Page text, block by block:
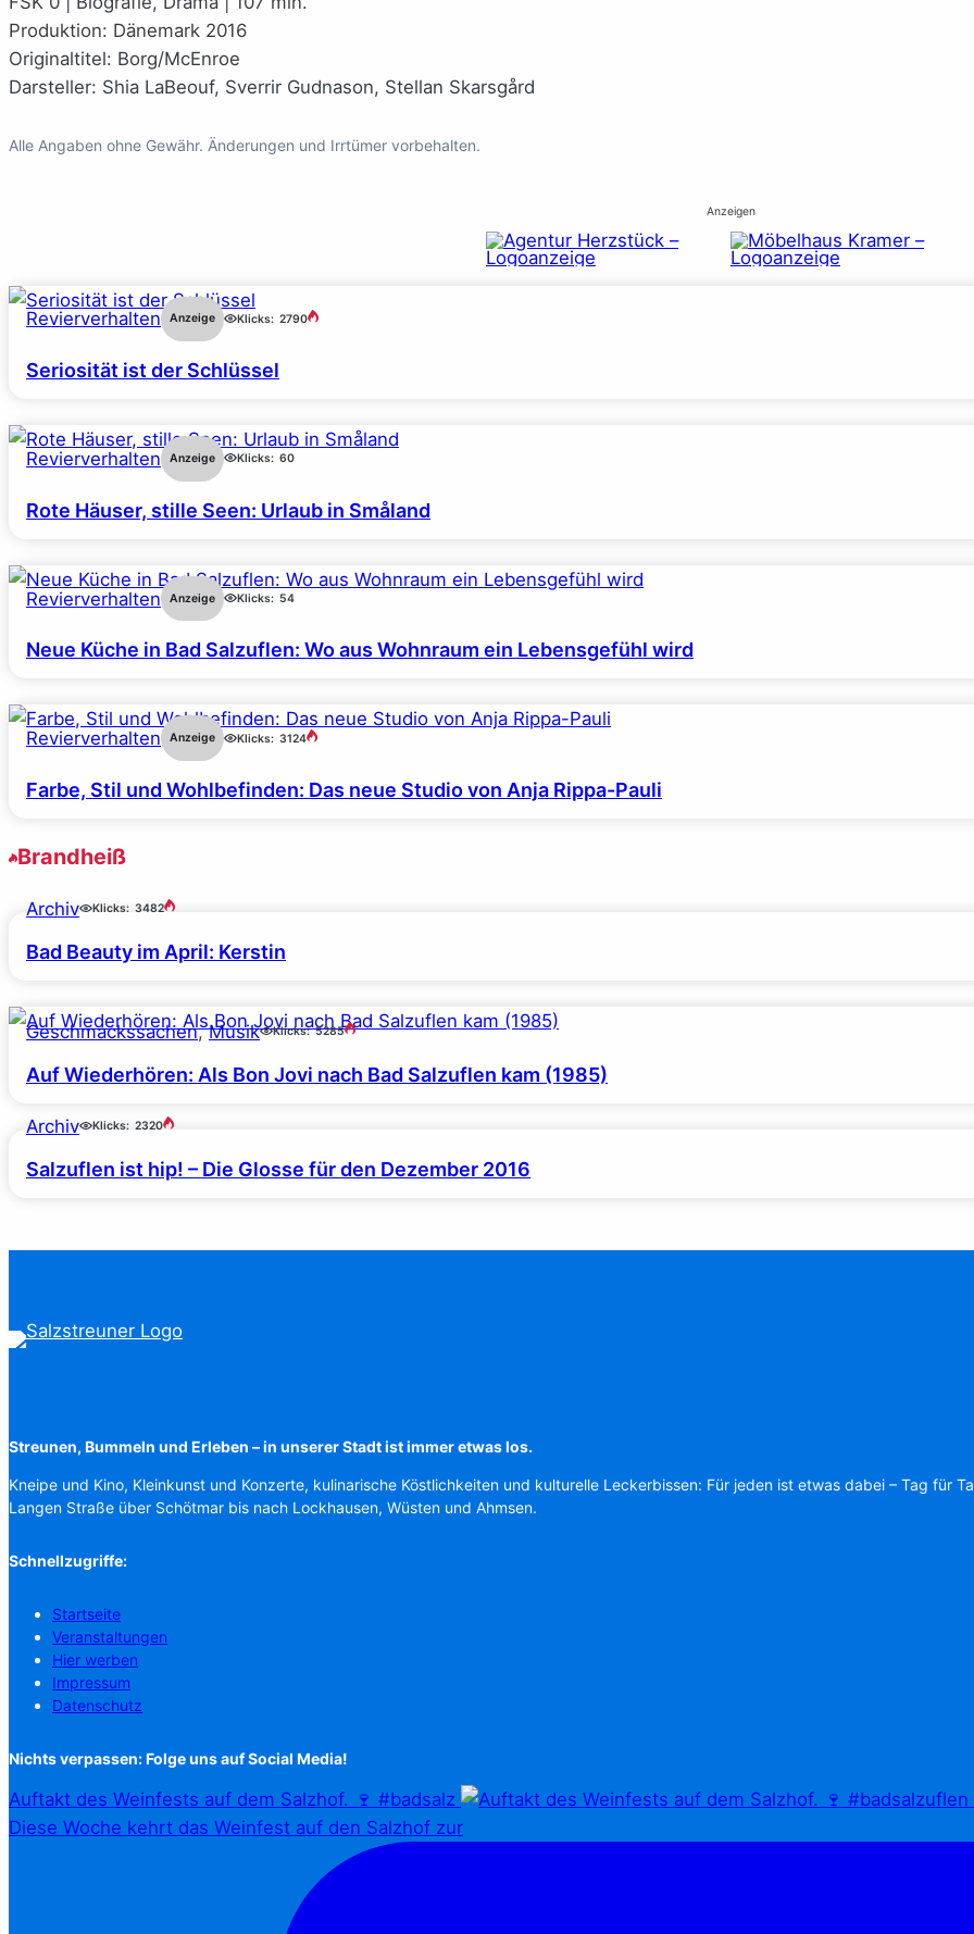
Produktion: Dänemark 2016
Originaltitel: Borg/McEnroe
Darsteller: Shia LaBeouf, Sverrir Gudnason, Stellan Skarsgård
Alle Angaben ohne Gewähr. Änderungen und Irrtümer vorbehalten.
Anzeigen
Revierverhalten Anzeige Klicks: 2790
Seriosität ist der Schlüssel
Revierverhalten Anzeige Klicks: 60
Rote Häuser, stille Seen: Urlaub in Småland
Revierverhalten Anzeige Klicks: 54
Neue Küche in Bad Salzuflen: Wo aus Wohnraum ein Lebensgefühl wird
Revierverhalten Anzeige Klicks: 3124
Farbe, Stil und Wohlbefinden: Das neue Studio von Anja Rippa-Pauli
Brandheiß
Archiv Klicks: 3482
Bad Beauty im April: Kerstin
Geschmackssachen, Musik Klicks: 5285
Auf Wiederhören: Als Bon Jovi nach Bad Salzuflen kam (1985)
Archiv Klicks: 2320
Salzuflen ist hip! – Die Glosse für den Dezember 2016
Streunen, Bummeln und Erleben – in unserer Stadt ist immer etwas los.
Kneipe und Kino, Kleinkunst und Konzerte, kulinarische Köstlichkeiten und kulturelle Leckerbissen: Für jeden ist etwas dabei – Tag für
Langen Straße über Schötmar bis nach Lockhausen, Wüsten und Ahmsen.
Schnellzugriffe:
Startseite
Veranstaltungen
Hier werben
Impressum
Datenschutz
Nichts verpassen: Folge uns auf Social Media!
Auftakt des Weinfests auf dem Salzhof. 🍷 #badsalz
Diese Woche kehrt das Weinfest auf den Salzhof zur